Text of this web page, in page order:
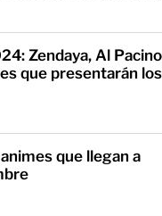
Zendaya, Al Pacino
que presentarán los
que llegan a